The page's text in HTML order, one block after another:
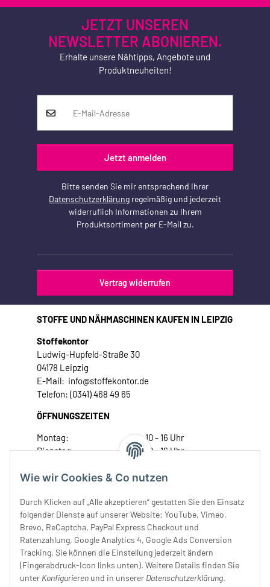
Wie wir Cookies & Co nutzen
Durch Klicken auf „Alle akzeptieren“ gestatten Sie den Einsatz
folgender Dienste auf unserer Website: YouTube, Vimeo,
Brevo, ReCaptcha, PayPal Express Checkout und
Ratenzahlung, Google Analytics 4, Google Ads Conversion
Tracking. Sie können die Einstellung jederzeit ändern
(Fingerabdruck-Icon links unten). Weitere Details finden Sie
unter Konfigurieren und in unserer Datenschutzerklärung.
JETZT UNSEREN
NEWSLETTER ABONIEREN.
Erhalte unsere Nähtipps, Angebote und
Produktneuheiten!
Jetzt anmelden
Bitte senden Sie mir entsprechend Ihrer
Datenschutzerklärung regelmäßig und jederzeit
widerruflich Informationen zu Ihrem
Produktsortiment per E-Mail zu.
Vertrag widerrufen
STOFFE UND NÄHMASCHINEN KAUFEN IN LEIPZIG
Stoffekontor
Ludwig-Hupfeld-Straße 30
04178 Leipzig
E-Mail: info@stoffekontor.de
Telefon: (0341) 468 49 65
ÖFFNUNGSZEITEN
Montag:
10 - 16 Uhr
Dienstag:
10 - 16 Uhr
Donnerstag:
10 - 18 Uhr
Samstag:
10 - 14 Uhr
Unser Service
Rechtliches